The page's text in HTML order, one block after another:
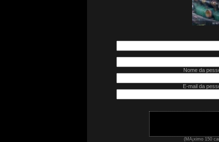
Nome da
E-mail da
(MÃ¡ximo 150